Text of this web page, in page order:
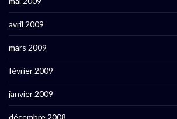
avril 2009
mars 2009
février 2009
janvier 2009